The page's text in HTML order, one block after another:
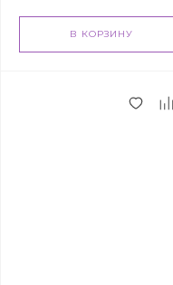
В КОРЗИНУ